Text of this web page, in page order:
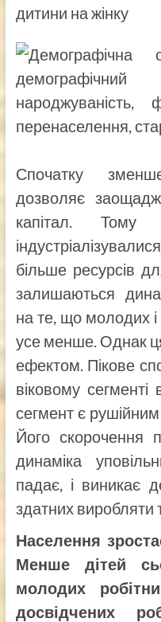
дитини на жінку
Спочатку
дозволяє
капітал. Тому
більше ресурсів
залишаються
на те, що молодих
усе менше. Однак
ефектом. Пікове
віковому
сегмент є
Його скорочення
динаміка
падає, і виникає
здатних виробляти
Населення
Менше дітей
молодих
досвідчених